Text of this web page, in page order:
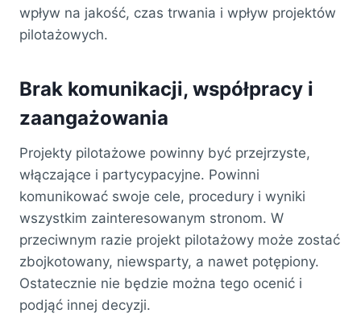
wpływ na jakość, czas trwania i wpływ projektów
pilotażowych.
Brak komunikacji, współpracy i
zaangażowania
Projekty pilotażowe powinny być przejrzyste,
włączające i partycypacyjne. Powinni
komunikować swoje cele, procedury i wyniki
wszystkim zainteresowanym stronom. W
przeciwnym razie projekt pilotażowy może zostać
zbojkotowany, niewsparty, a nawet potępiony.
Ostatecznie nie będzie można tego ocenić i
podjąć innej decyzji.